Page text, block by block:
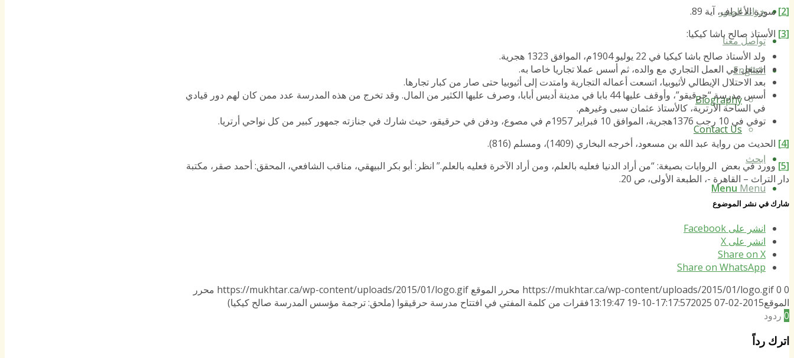
خزانة الصور
تواصل معنا
English
Biography
Contact Us
ابحث
Menu Menu
[2]
سورة الأعراف، آية 89.
[3]
الأستاذ صالح باشا كيكيا:
ولد الأستاذ صالح باشا كيكيا في 22 يوليو 1904م، الموافق 1323 هجرية.
اشتغل في العمل التجاري مع والده، ثم أسس عملا تجاريا خاصا به.
بعد الاحتلال الإيطالي لأثيوبيا، اتسعت أعماله التجارية وامتدت إلى أثيوبيا حتى صار من كبار تجارها.
أسس مدرسة “حرقيقو”، وأوقف عليها 44 بابا في مدينة أديس أبابا، وصرف عليها الكثير من المال. وقد تخرج من هذه المدرسة عدد ممن كان لهم دور قيادي
في الساحة الأرترية، كالأستاذ عثمان سبى وغيرهم.
توفي في 10 رجب 1376هجرية، الموافق 10 فبراير 1957م في مصوع، ودفن في حرقيقو، حيث شارك في جنازته جمهور كبير من كل نواحي أرتريا.
[4]
الحديث من رواية عبد الله بن مسعود، أخرجه البخاري (1409)، ومسلم (816).
[5]
وورد في بعض الروايات بصيغة: “من أراد الدنيا فعليه بالعلم، ومن أراد الآخرة فعليه بالعلم.” انظر: أبو بكر البيهقي، مناقب الشافعي، المحقق: أحمد صقر، مكتبة
دار التراث – القاهرة -، الطبعة الأولى، ص 20.
شارك في نشر الموضوع
انشر على Facebook
انشر على X
Share on X
Share on WhatsApp
https://mukhtar.ca/wp-content/uploads/2015/01/logo.gif0 0 محرر الموقع https://mukhtar.ca/wp-content/uploads/2015/01/logo.gif محرر
الموقع2015-02-07 17:17:57
2025-10-19 13:19:47
فقرات من كلمة المفتي في افتتاح مدرسة حرقيقوا (ملحق: ترجمة مؤسس المدرسة صالح كيكيا)
0 ردود
اترك رداً